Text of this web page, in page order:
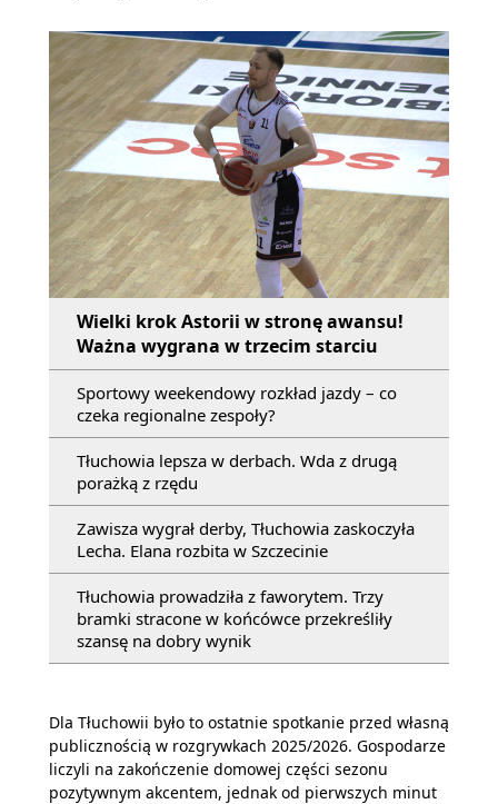
Wielki krok Astorii w stronę awansu!
Ważna wygrana w trzecim starciu
Sportowy weekendowy rozkład jazdy – co
czeka regionalne zespoły?
Tłuchowia lepsza w derbach. Wda z drugą
porażką z rzędu
Zawisza wygrał derby, Tłuchowia zaskoczyła
Lecha. Elana rozbita w Szczecinie
Tłuchowia prowadziła z faworytem. Trzy
bramki stracone w końcówce przekreśliły
szansę na dobry wynik
Dla Tłuchowii było to ostatnie spotkanie przed własną
publicznością w rozgrywkach 2025/2026. Gospodarze
liczyli na zakończenie domowej części sezonu
pozytywnym akcentem, jednak od pierwszych minut